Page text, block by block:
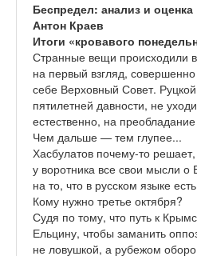
Беспредел: анализ и оценка
Антон Краев
Итоги «кровавого
Странные вещи происходили
на первый взгляд,
себе Верховный Совет.
пятилетней давности, не
естественно, на
Чем дальше — тем глупее...
Хасбулатов почему-то
у воротника все свои мысли
на то, что в русском языке
Кому нужно третье октября?
Судя по тому, что путь к
Ельцину, чтобы заманить
не ловушкой, а рубежом